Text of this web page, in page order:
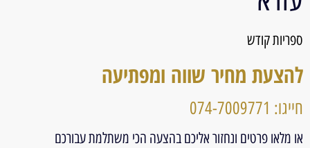
ספריות קודש
להצעת מחיר שווה ומפתיעה
חייגו: 074-7009771
או מלאו פרטים ונחזור אליכם בהצעה הכי משתלמת עבורכם